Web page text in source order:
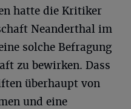
hatte die Kritiker
Neanderthal im
solche Befragung
zu bewirken. Dass
überhaupt von
und eine